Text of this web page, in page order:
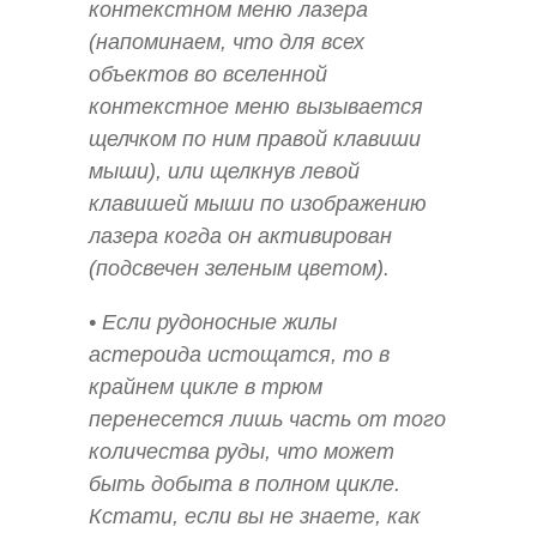
контекстном меню лазера
(напоминаем, что для всех
объектов во вселенной
контекстное меню вызывается
щелчком по ним правой клавиши
мыши), или щелкнув левой
клавишей мыши по изображению
лазера когда он активирован
(подсвечен зеленым цветом).
• Если рудоносные жилы
астероида истощатся, то в
крайнем цикле в трюм
перенесется лишь часть от того
количества руды, что может
быть добыта в полном цикле.
Кстати, если вы не знаете, как